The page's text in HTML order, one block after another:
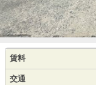
賃料
交通